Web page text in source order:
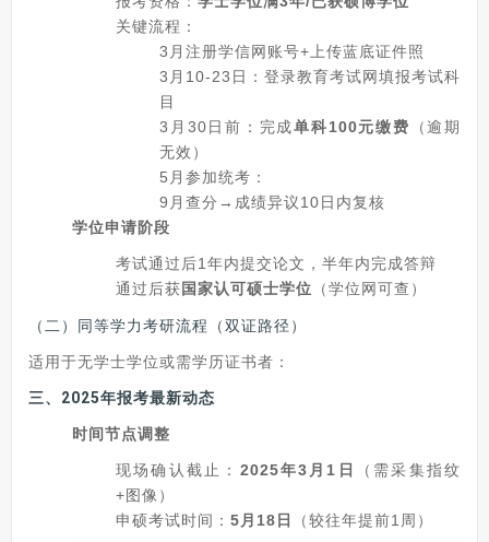
关键流程：
3月注册学信网账号+上传蓝底证件照
3月10-23日：登录教育考试网填报考试科
目
3月30日前：完成单科100元缴费 （逾期
无效）
5月参加统考：
9月查分→成绩异议10日内复核
学位申请阶段
考试通过后1年内提交论文，半年内完成答辩
通过后获国家认可硕士学位 （学位网可查）
（二）同等学力考研流程（双证路径）
适用于无学士学位或需学历证书者：
三、2025年报考最新动态
时间节点调整
现场确认截止： 2025年3月1日
（需采集指纹
+图像）
申硕考试时间： 5月18日 （较往年提前1周）